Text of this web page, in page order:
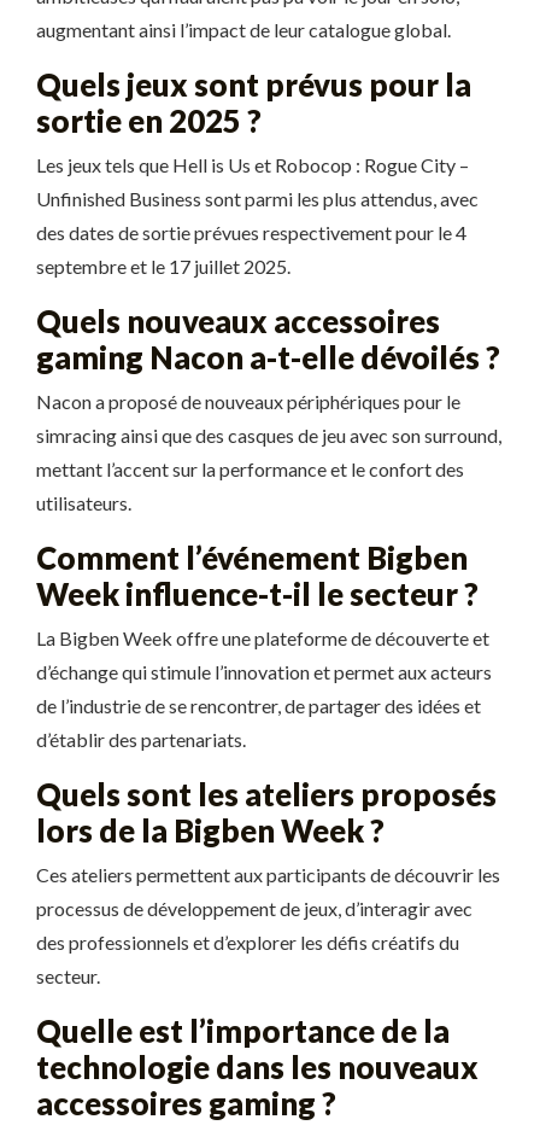
augmentant ainsi l’impact de leur catalogue global.
Quels jeux sont prévus pour la
sortie en 2025 ?
Les jeux tels que Hell is Us et Robocop : Rogue City –
Unfinished Business sont parmi les plus attendus, avec
des dates de sortie prévues respectivement pour le 4
septembre et le 17 juillet 2025.
Quels nouveaux accessoires
gaming Nacon a-t-elle dévoilés ?
Nacon a proposé de nouveaux périphériques pour le
simracing ainsi que des casques de jeu avec son surround,
mettant l’accent sur la performance et le confort des
utilisateurs.
Comment l’événement Bigben
Week influence-t-il le secteur ?
La Bigben Week offre une plateforme de découverte et
d’échange qui stimule l’innovation et permet aux acteurs
de l’industrie de se rencontrer, de partager des idées et
d’établir des partenariats.
Quels sont les ateliers proposés
lors de la Bigben Week ?
Ces ateliers permettent aux participants de découvrir les
processus de développement de jeux, d’interagir avec
des professionnels et d’explorer les défis créatifs du
secteur.
Quelle est l’importance de la
technologie dans les nouveaux
accessoires gaming ?